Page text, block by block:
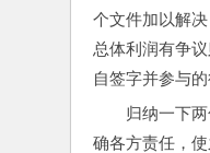
个文件加以解
总体利润有争
自签字并参与
归纳一下
确各方责任，